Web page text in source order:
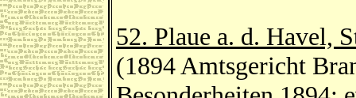
52. Plaue a. d. Havel,
(1894 Amtsgericht